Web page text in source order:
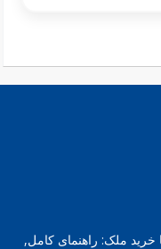
خرید ملک: راهنمای کامل